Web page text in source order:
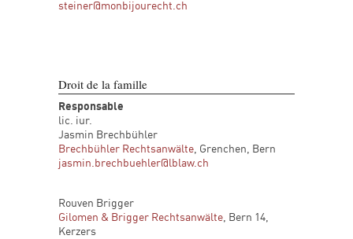
steiner@monbijourecht.ch
Droit de la famille
Responsable
lic. iur.
Jasmin Brechbühler
Brechbühler Rechtsanwälte, Grenchen, Bern
jasmin.brechbuehler@lblaw.ch
Rouven Brigger
Gilomen & Brigger Rechtsanwälte, Bern 14,
Kerzers